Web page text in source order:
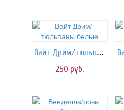
Вайт Дрим/тюльпаны белые
250 руб.